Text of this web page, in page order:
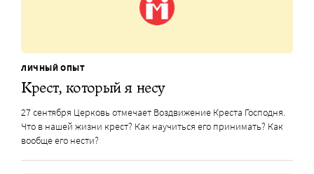
ЛИЧНЫЙ ОПЫТ
Крест, который я несу
27 сентября Церковь отмечает Воздвижение Креста Господня.
Что в нашей жизни крест? Как научиться его принимать? Как
вообще его нести?